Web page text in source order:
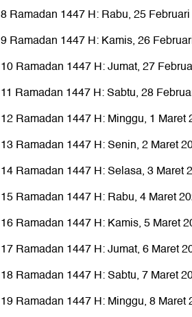
8 Ramadan 1447 H: Rabu, 25
9 Ramadan 1447 H: Kamis, 26
10 Ramadan 1447 H: Jumat, 27
11 Ramadan 1447 H: Sabtu, 28
12 Ramadan 1447 H: Minggu, 1 Maret
13 Ramadan 1447 H: Senin, 2 Maret
14 Ramadan 1447 H: Selasa, 3 Maret
15 Ramadan 1447 H: Rabu, 4 Maret
16 Ramadan 1447 H: Kamis, 5 Maret
17 Ramadan 1447 H: Jumat, 6 Maret
18 Ramadan 1447 H: Sabtu, 7 Maret
19 Ramadan 1447 H: Minggu, 8 Maret